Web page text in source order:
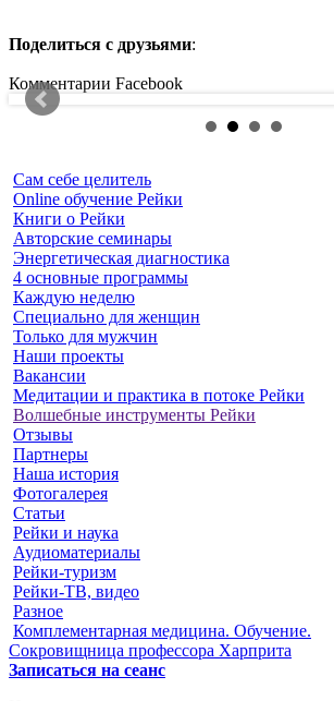
Поделиться с друзьями:
Комментарии Facebook
Сам себе целитель
Online обучение Рейки
Книги о Рейки
Авторские семинары
Энергетическая диагностика
4 основные программы
Каждую неделю
Специально для женщин
Только для мужчин
Наши проекты
Вакансии
Медитации и практика в потоке Рейки
Волшебные инструменты Рейки
Отзывы
Партнеры
Наша история
Фотогалерея
Статьи
Рейки и наука
Аудиоматериалы
Рейки-туризм
Рейки-ТВ, видео
Разное
Комплементарная медицина. Обучение.
Сокровищница профессора Харприта
Записаться на сеанс